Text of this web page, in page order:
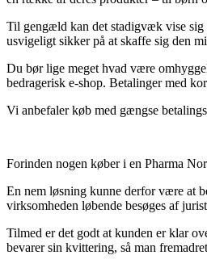
Til gengæld kan det stadigvæk vise sig
usvigeligt sikker på at skaffe sig den
Du bør lige meget hvad være
bedragerisk e-shop. Betalinger med
Vi anbefaler køb med gængse
Forinden nogen køber i en Pharma
En nem løsning kunne derfor være at
virksomheden løbende besøges af
Tilmed er det godt at kunden er klar
bevarer sin kvittering, så man